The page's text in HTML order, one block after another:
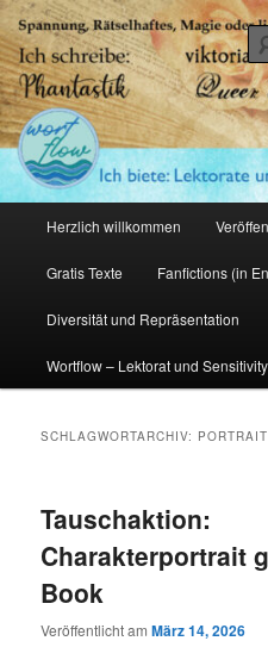
Zum
primären
Inhalt
springen
Zum
sekundären
Inhalt
springenAmalia
Herzlich willkommen
Gratis Texte Fanfictions (in
Diversität und Repräsentation
Wortflow – Lektorat und
SCHLAGWORTARCHIV: PORTRAIT
Tauschaktion:
Charakterportrait
Book
Veröffentlicht amMärz 14, 2026